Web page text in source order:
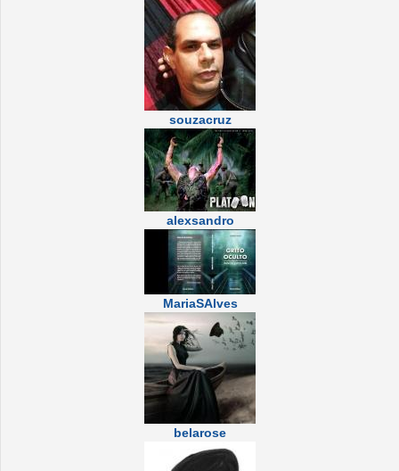
souzacruz
alexsandro
MariaSAlves
belarose